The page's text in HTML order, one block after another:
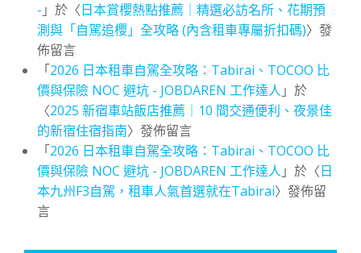
- 」於〈日本賞櫻熱點推薦｜精選必訪名所、花期預
測與「自駕追櫻」全攻略 (內含租車專屬折扣碼)〉發
佈留言
「2026 日本租車自駕全攻略：Tabirai、TOCOO 比
價與保險 NOC 避坑 - JOBDAREN 工作達人 」於
〈2025 新宿車站飯店推薦｜10 間交通便利、夜景佳
的新宿住宿指南〉發佈留言
「2026 日本租車自駕全攻略：Tabirai、TOCOO 比
價與保險 NOC 避坑 - JOBDAREN 工作達人 」於〈日
本九州F3自駕，租車人氣首選就在Tabirai〉發佈留
言